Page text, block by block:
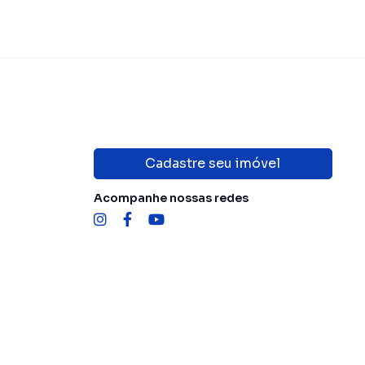
Cadastre seu imóvel
Acompanhe nossas redes